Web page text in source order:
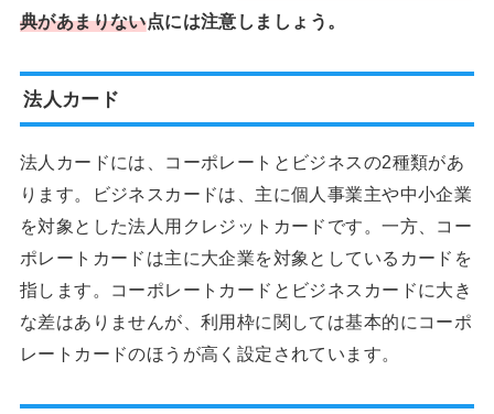
典があまりない点には注意しましょう。
法人カード
法人カードには、コーポレートとビジネスの2種類があ
ります。ビジネスカードは、主に個人事業主や中小企業
を対象とした法人用クレジットカードです。一方、コー
ポレートカードは主に大企業を対象としているカードを
指します。コーポレートカードとビジネスカードに大き
な差はありませんが、利用枠に関しては基本的にコーポ
レートカードのほうが高く設定されています。